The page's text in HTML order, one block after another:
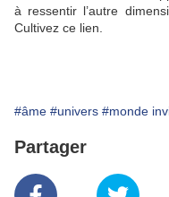
à ressentir l’autre
Cultivez ce lien.
#âme #univers #monde
Partager